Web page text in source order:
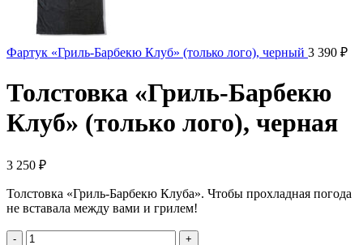
Фартук «Гриль-Барбекю Клуб» (только лого), черный 3 390 ₽
Толстовка «Гриль-Барбекю
Клуб» (только лого), черная
3 250 ₽
Толстовка «Гриль-Барбекю Клуба». Чтобы прохладная погода
не вставала между вами и грилем!
Количество